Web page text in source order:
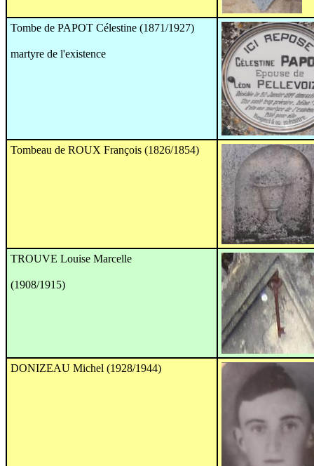
Tombe de PAPOT Célestine (1871/1927)
martyre de l'existence
Tombeau de ROUX François (1826/1854)
TROUVE Louise Marcelle
(1908/1915)
DONIZEAU Michel (1928/1944)